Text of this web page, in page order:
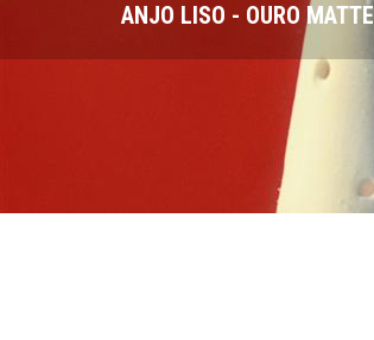
ANJO LISO - OURO MATTE